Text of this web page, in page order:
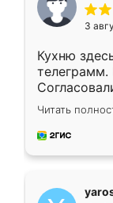
3
Кухню
недели
довольны
мебель за
Читать